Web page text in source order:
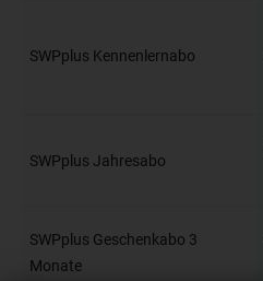
SWPplus Kennenlernabo
SWPplus Jahresabo
SWPplus Geschenkabo 3
Monate